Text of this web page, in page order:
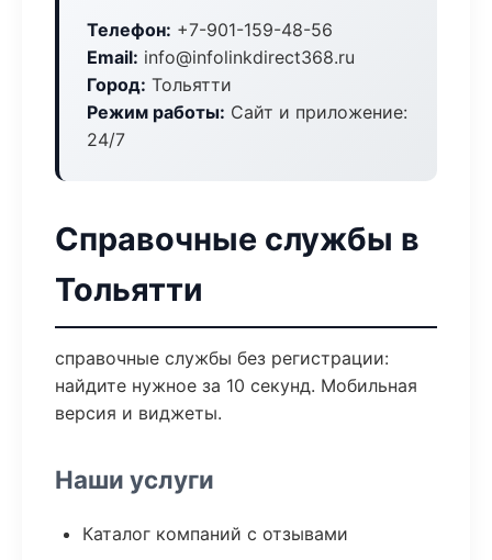
Телефон: +7-901-159-48-56
Email: info@infolinkdirect368.ru
Город: Тольятти
Режим работы: Сайт и приложение:
24/7
Справочные службы в
Тольятти
справочные службы без регистрации:
найдите нужное за 10 секунд. Мобильная
версия и виджеты.
Наши услуги
Каталог компаний с отзывами